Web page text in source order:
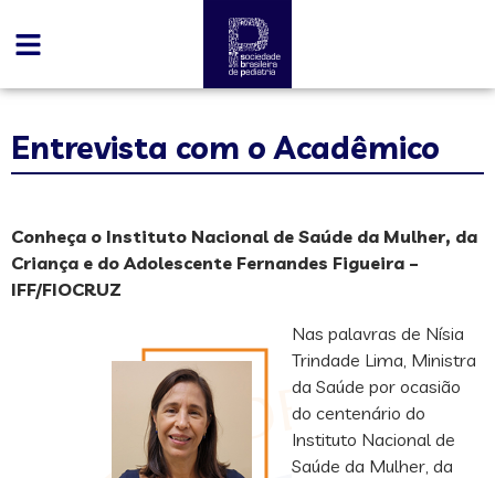
Entrevista com o Acadêmico
Conheça o Instituto Nacional de Saúde da Mulher, da
Criança e do Adolescente Fernandes Figueira –
IFF/FIOCRUZ
Nas palavras de Nísia
Trindade Lima, Ministra
da Saúde por ocasião
do centenário do
Instituto Nacional de
Saúde da Mulher, da